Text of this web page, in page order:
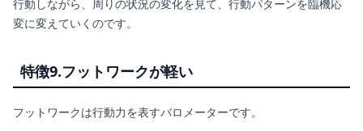
行動しながら、周りの状況の変化を見て、行動パターンを臨機応
変に変えていくのです。
特徴9.フットワークが軽い
フットワークは行動力を表すバロメーターです。